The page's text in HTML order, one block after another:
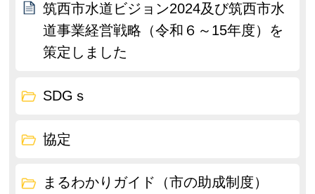
筑西市水道ビジョン2024及び筑西市水
道事業経営戦略（令和６～15年度）を
策定しました
SDGｓ
協定
まるわかりガイド（市の助成制度）